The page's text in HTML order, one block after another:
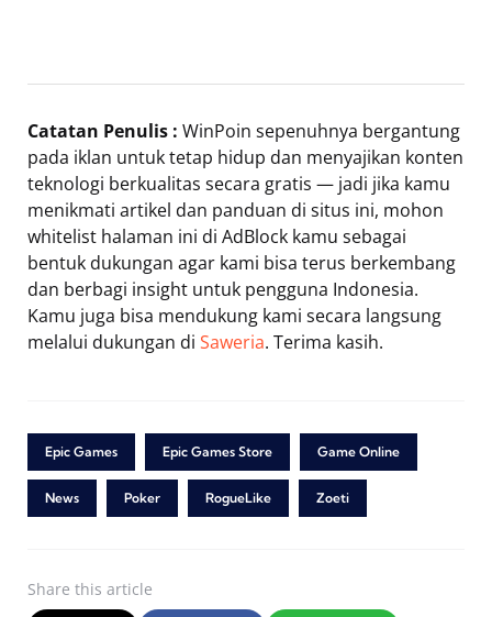
Catatan Penulis : WinPoin sepenuhnya bergantung
pada iklan untuk tetap hidup dan menyajikan konten
teknologi berkualitas secara gratis — jadi jika kamu
menikmati artikel dan panduan di situs ini, mohon
whitelist halaman ini di AdBlock kamu sebagai
bentuk dukungan agar kami bisa terus berkembang
dan berbagi insight untuk pengguna Indonesia.
Kamu juga bisa mendukung kami secara langsung
melalui dukungan di Saweria. Terima kasih.
Epic Games Epic Games Store Game Online
News Poker RogueLike Zoeti
Share this article